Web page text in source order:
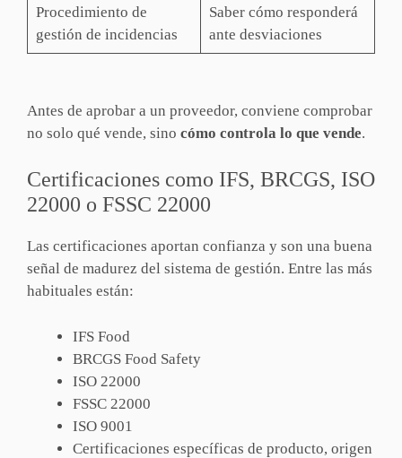
Procedimiento de
gestión de incidencias
Saber cómo responderá
ante desviaciones
Antes de aprobar a un proveedor, conviene comprobar
no solo qué vende, sino cómo controla lo que vende.
Certificaciones como IFS, BRCGS, ISO
22000 o FSSC 22000
Las certificaciones aportan confianza y son una buena
señal de madurez del sistema de gestión. Entre las más
habituales están:
IFS Food
BRCGS Food Safety
ISO 22000
FSSC 22000
ISO 9001
Certificaciones específicas de producto, origen